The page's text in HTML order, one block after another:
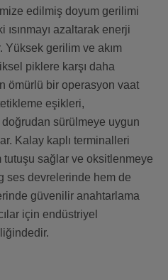
edilmiş doyum gerilimi
azaltarak enerji
gerilim ve akım
piklere karşı daha
ömürlü bir operasyon vaat
eşikleri,
doğrudan sürülmeye uygun
Kalay kaplı terminalleri
sağlar ve oksitlenmeye
ses devrelerinde hem de
güvenilir anahtarlama
için endüstriyel